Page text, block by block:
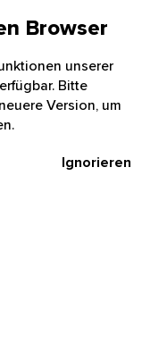
Browser
unserer
Bitte
Version, um
Ignorieren